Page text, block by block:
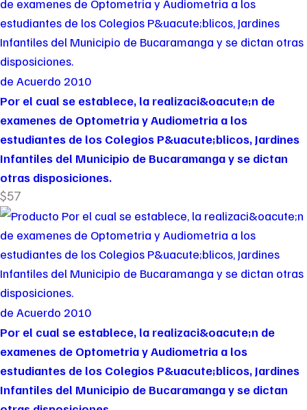
de Acuerdo 2010
Por el cual se establece, la realizaci&oacute;n de
examenes de Optometria y Audiometria a los
estudiantes de los Colegios P&uacute;blicos, Jardines
Infantiles del Municipio de Bucaramanga y se dictan
otras disposiciones.
$57
de Acuerdo 2010
Por el cual se establece, la realizaci&oacute;n de
examenes de Optometria y Audiometria a los
estudiantes de los Colegios P&uacute;blicos, Jardines
Infantiles del Municipio de Bucaramanga y se dictan